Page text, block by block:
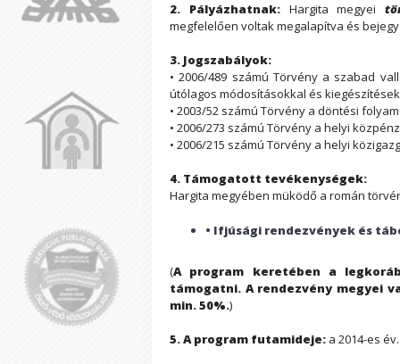
2. Pályázhatnak:Hargita megyei
megfelelően voltak megalapítva és
3. Jogszabályok:
• 2006/489 számú Törvény a szabad
útólagos módosításokkal és
• 2003/52 számú Törvény a döntési
• 2006/273 számú Törvény a helyi
• 2006/215 számú Törvény a helyi
4. Támogatott tevékenységek:
Hargita megyében müködő a román
• Ifjúsági rendezvények és
(A program keretében a
támogatni. A rendezvény megyei
min. 50%.)
5. A program futamideje: a 2014-es év.